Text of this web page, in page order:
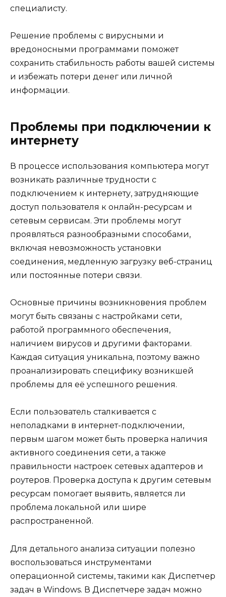
специалисту.
Решение проблемы с вирусными и
вредоносными программами поможет
сохранить стабильность работы вашей системы
и избежать потери денег или личной
информации.
Проблемы при подключении к
интернету
В процессе использования компьютера могут
возникать различные трудности с
подключением к интернету, затрудняющие
доступ пользователя к онлайн-ресурсам и
сетевым сервисам. Эти проблемы могут
проявляться разнообразными способами,
включая невозможность установки
соединения, медленную загрузку веб-страниц
или постоянные потери связи.
Основные причины возникновения проблем
могут быть связаны с настройками сети,
работой программного обеспечения,
наличием вирусов и другими факторами.
Каждая ситуация уникальна, поэтому важно
проанализировать специфику возникшей
проблемы для её успешного решения.
Если пользователь сталкивается с
неполадками в интернет-подключении,
первым шагом может быть проверка наличия
активного соединения сети, а также
правильности настроек сетевых адаптеров и
роутеров. Проверка доступа к другим сетевым
ресурсам помогает выявить, является ли
проблема локальной или шире
распространенной.
Для детального анализа ситуации полезно
воспользоваться инструментами
операционной системы, такими как Диспетчер
задач в Windows. В Диспетчере задач можно